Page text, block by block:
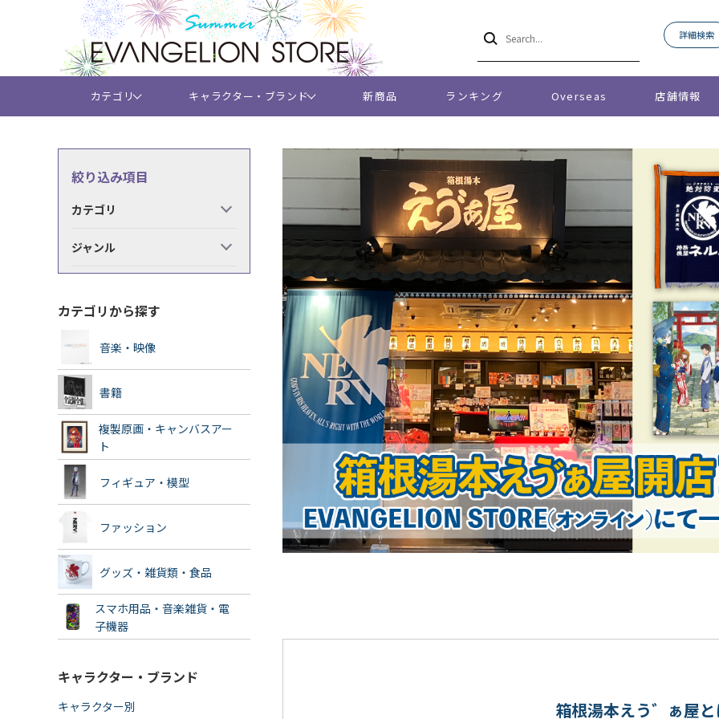
詳細検索
カテゴリ キャラクター・ブランド 新商品 ランキング Overseas 店舗情報
絞り込み項目
カテゴリ
ジャンル
カテゴリから探す
音楽・映像
書籍
複製原画・キャンバスアー
ト
フィギュア・模型
ファッション
グッズ・雑貨類・食品
スマホ用品・音楽雑貨・電
子機器
キャラクター・ブランド
キャラクター別 箱根湯本えう゛ぁ屋